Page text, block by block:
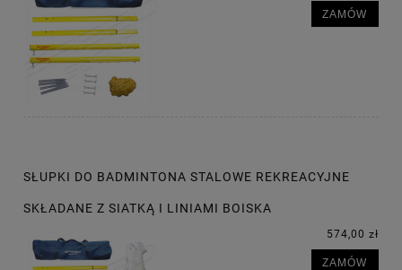
ZAMÓW
SŁUPKI DO BADMINTONA STALOWE REKREACYJNE
SKŁADANE Z SIATKĄ I LINIAMI BOISKA
574,00 zł
ZAMÓW